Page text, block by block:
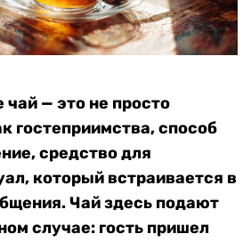
— это не просто
гостеприимства, способ
средство для
который встраивается в
Чай здесь подают
случае: гость пришел